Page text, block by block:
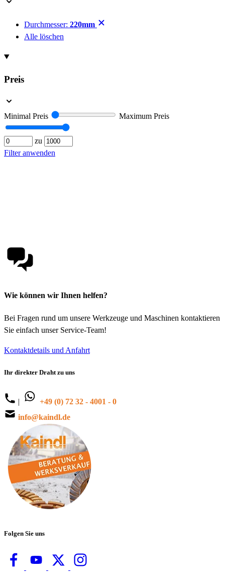
Durchmesser: 220mm
Alle löschen
Preis
Minimal Preis Maximum Preis
zu
Filter anwenden
Wie können wir Ihnen helfen?
Bei Fragen rund um unsere Werkzeuge und Maschinen kontaktieren
Sie einfach unser Service-Team!
Kontaktdetails und Anfahrt
Ihr direkter Draht zu uns
|
+49 (0) 72 32 - 4001 - 0
info@kaindl.de
Folgen Sie uns